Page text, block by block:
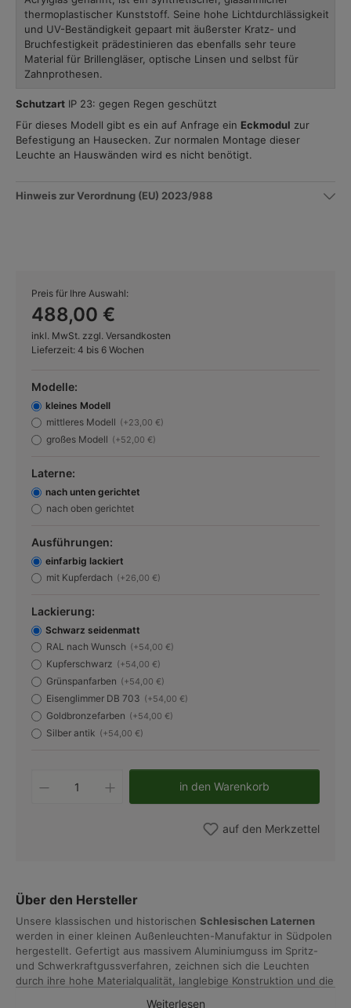
thermoplastischer Kunststoff. Seine hohe Lichtdurchlässigkeit
und UV-Beständigkeit gepaart mit äußerster Kratz- und
Bruchfestigkeit prädestinieren das ebenfalls sehr teure
Material für Brillengläser, optische Linsen und selbst für
Zahnprothesen.
Schutzart IP 23: gegen Regen geschützt
Für dieses Modell gibt es ein auf Anfrage ein Eckmodul zur
Befestigung an Hausecken. Zur normalen Montage dieser
Leuchte an Hauswänden wird es nicht benötigt.
Hinweis zur Verordnung (EU) 2023/988
Preis für Ihre Auswahl:
488,00 €
inkl. MwSt. zzgl. Versandkosten
Lieferzeit: 4 bis 6 Wochen
Modelle:
kleines Modell
mittleres Modell (+23,00 €)
großes Modell (+52,00 €)
Laterne:
nach unten gerichtet
nach oben gerichtet
Ausführungen:
einfarbig lackiert
mit Kupferdach (+26,00 €)
Lackierung:
Schwarz seidenmatt
RAL nach Wunsch (+54,00 €)
Kupferschwarz (+54,00 €)
Grünspanfarben (+54,00 €)
Eisenglimmer DB 703 (+54,00 €)
Goldbronzefarben (+54,00 €)
Silber antik (+54,00 €)
Produkt Anzahl: Gib den
in den Warenkorb
auf den Merkzettel
Über den Hersteller
Unsere klassischen und historischen Schlesischen Laternen
werden in einer kleinen Außenleuchten-Manufaktur in Südpolen
hergestellt. Gefertigt aus massivem Aluminiumguss im Spritz-
und Schwerkraftgussverfahren, zeichnen sich die Leuchten
durch ihre hohe Materialqualität, langlebige Konstruktion und die
Weiterlesen